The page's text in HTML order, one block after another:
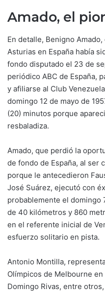
Amado, el
En detalle, Benigno
Asturias en España había
fondo disputado el 23 de
periódico ABC de España,
y afiliarse al Club
domingo 12 de mayo de
(20) minutos porque
resbaladiza.
Amado, que perdió la
de fondo de España, al ser
porque le antecedieron
José Suárez, ejecutó con
probablemente el domingo
de 40 kilómetros y 860
en el referente inicial de
esfuerzo solitario en pista.
Antonio Montilla,
Olímpicos de Melbourne
Domingo Rivas, entre